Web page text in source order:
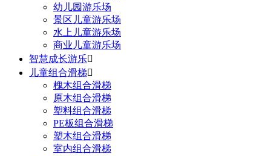
幼儿园游乐场
景区儿童游乐场
水上儿童游乐场
商业儿童游乐场
智慧成长游乐
儿童组合滑梯
槐木组合滑梯
原木组合滑梯
塑料组合滑梯
PE板组合滑梯
塑木组合滑梯
室内组合滑梯